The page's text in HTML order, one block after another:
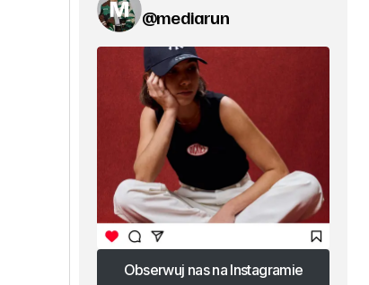
@mediarun
Obserwuj nas na Instagramie